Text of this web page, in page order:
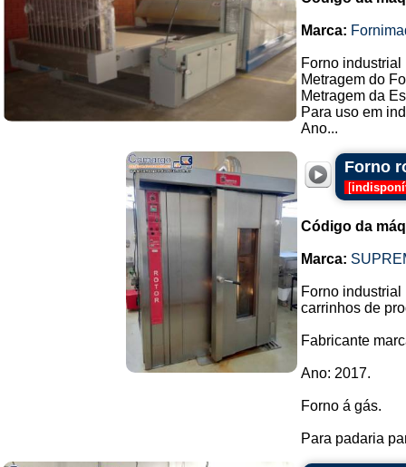
Marca:
Forno
Metragem do
Metragem da
Para uso em
Ano...
Forno
[
Código da
Marca:
Forno
carrinhos de
Fabricante
Ano: 2017.
Forno á gás.
Para padaria